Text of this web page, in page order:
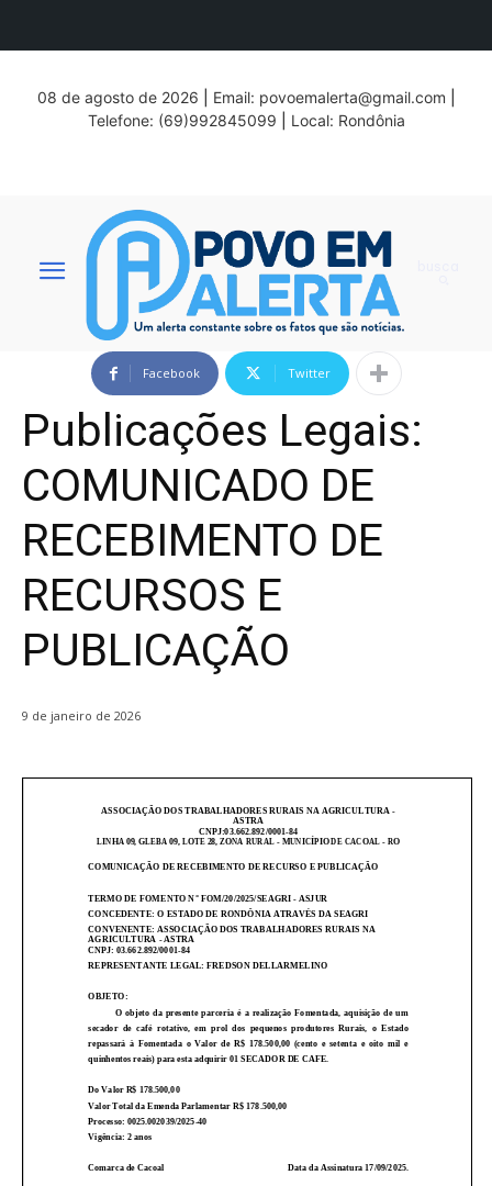
08 de agosto de 2026 Email: povoemalerta@gmail.com
Telefone: (69)992845099
Local: Rondônia
Facebook Twitter
Publicações Legais:
COMUNICADO DE
RECEBIMENTO DE
RECURSOS E
PUBLICAÇÃO
9 de janeiro de 2026